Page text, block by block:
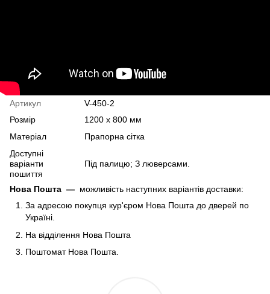
Артикул
V-450-2
Розмір
1200 х 800 мм
Матеріал
Прапорна сітка
Доступні
варіанти
пошиття
Під палицю; З люверсами.
Нова Пошта — можливість наступних варіантів доставки:
За адресою покупця кур'єром Нова Пошта до дверей по
Україні.
На відділення Нова Пошта
Поштомат Нова Пошта.